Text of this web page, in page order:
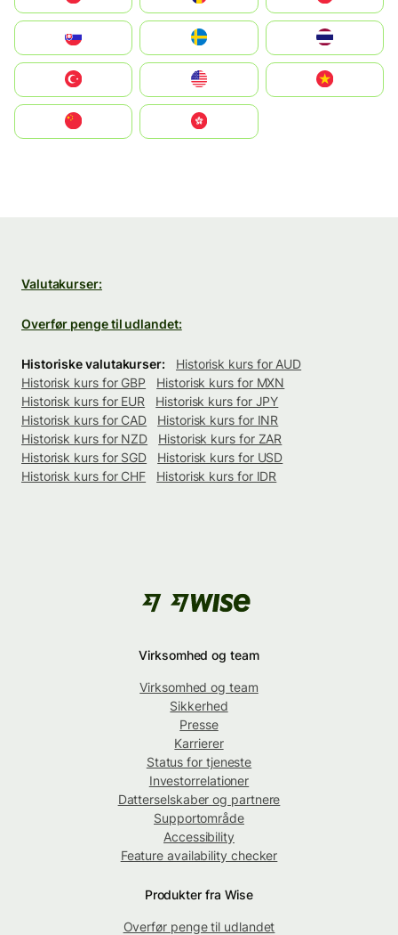
United States
中國香港特別行政區
Valutakurser:
Overfør penge til udlandet:
Historiske valutakurser:
Historisk kurs for AUD
Historisk kurs for GBP
Historisk kurs for MXN
Historisk kurs for EUR
Historisk kurs for JPY
Historisk kurs for CAD
Historisk kurs for INR
Historisk kurs for NZD
Historisk kurs for ZAR
Historisk kurs for SGD
Historisk kurs for USD
Historisk kurs for CHF
Historisk kurs for IDR
Virksomhed og team
Virksomhed og team
Sikkerhed
Presse
Karrierer
Status for tjeneste
Investorrelationer
Datterselskaber og partnere
Supportområde
Accessibility
Feature availability checker
Produkter fra Wise
Overfør penge til udlandet